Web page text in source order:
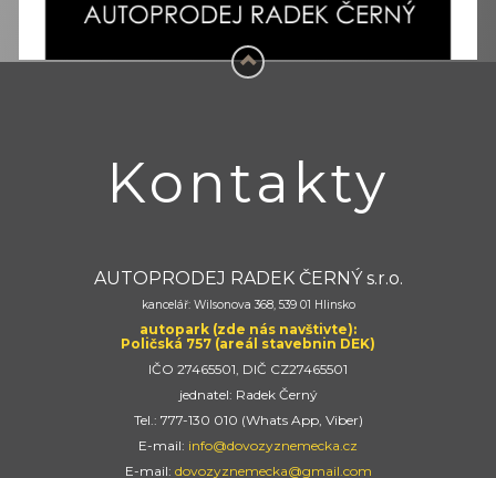
Kontakty
AUTOPRODEJ RADEK ČERNÝ s.r.o.
kancelář: Wilsonova 368, 539 01 Hlinsko
autopark (zde nás navštivte):
Poličská 757 (areál stavebnin DEK)
IČO 27465501, DIČ CZ27465501
jednatel: Radek Černý
Tel.: 777-130 010 (Whats App, Viber)
E-mail: info@dovozyznemecka.cz
E-mail: dovozyznemecka@gmail.com